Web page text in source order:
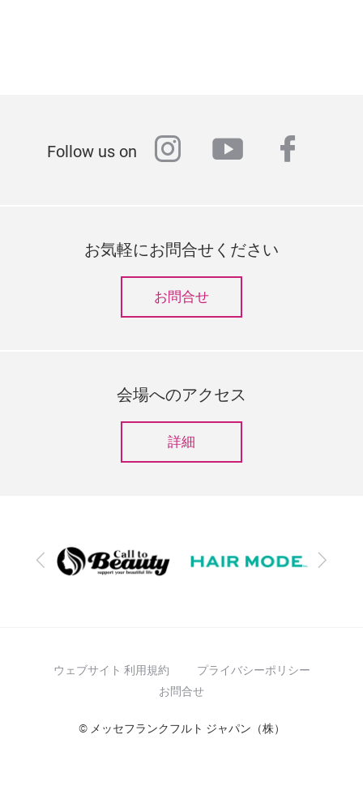
Follow us on instagram
youtube
お気軽にお問合せください
お問合せ
会場へのアクセス
詳細
前
次
ウェブサイト 利用規約
プライバシーポリシー
お問合せ
© メッセフランクフルト ジャパン（株）